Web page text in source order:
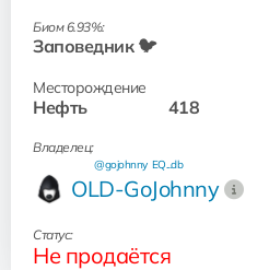
Биом 6.93%:
Заповедник 🐦
Месторождение
Нефть 418
Владелец:
OLD-GoJohnny
@gojohnny EQ...db
Статус:
Не продаётся